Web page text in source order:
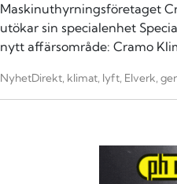
Maskinuthyrningsföretaget
utökar sin specialenhet
nytt affärsområde: Cramo